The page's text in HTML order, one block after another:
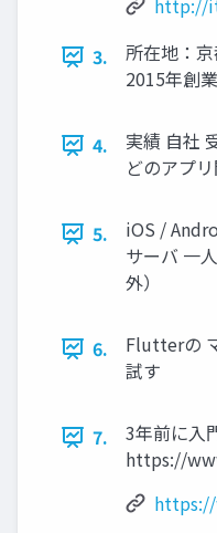
http://
3.
所在地：
2015年創
4.
実績 自社
どのアプ
5.
iOS /
サーバ 一
外）
6.
Flutterの
試す
7.
3年前に入
https://